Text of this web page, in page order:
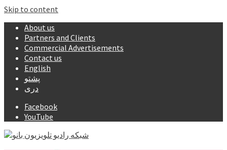
Skip to content
About us
Partners and Clients
Commercial Advertisements
Contact us
English
پشتو
دری
Facebook
YouTube